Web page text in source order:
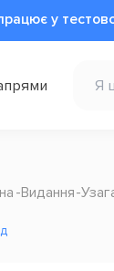
у
Видання